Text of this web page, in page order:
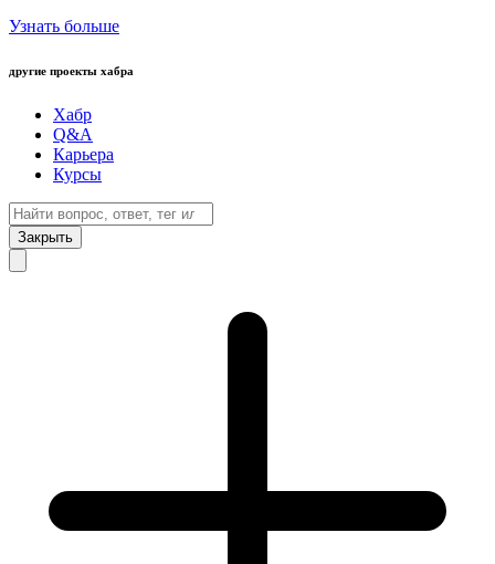
Узнать больше
другие проекты хабра
Хабр
Q&A
Карьера
Курсы
Закрыть